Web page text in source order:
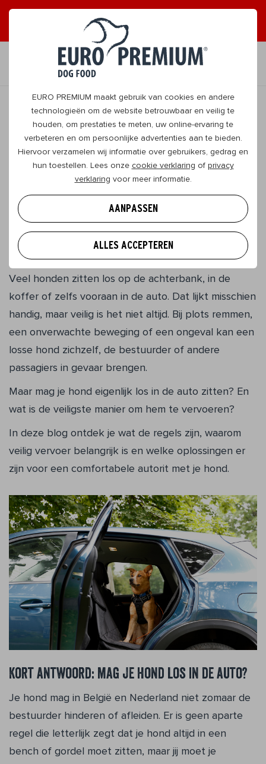
EURO PREMIUM maakt gebruik van cookies en andere
technologieën om de website betrouwbaar en veilig te
houden, om prestaties te meten, uw online-ervaring te
verbeteren en om persoonlijke advertenties aan te bieden.
Hiervoor verzamelen wij informatie over gebruikers, gedrag en
hun toestellen. Lees onze cookie verklaring of privacy
verklaring voor meer informatie.
AANPASSEN
ALLES ACCEPTEREN
ONTVANG GRAAG TIPS
NL
TERUG
Mag je hond los in de auto zitten?
Regels en tips
Ga je binnenkort met je hond op pad of vertrek je
met de auto op vakantie? Dan is het goed om
vooraf stil te staan bij hoe je hond meereist.
Veel honden zitten los op de achterbank, in de
koffer of zelfs vooraan in de auto. Dat lijkt misschien
handig, maar veilig is het niet altijd. Bij plots remmen,
een onverwachte beweging of een ongeval kan een
losse hond zichzelf, de bestuurder of andere
passagiers in gevaar brengen.
Maar mag je hond eigenlijk los in de auto zitten? En
wat is de veiligste manier om hem te vervoeren?
In deze blog ontdek je wat de regels zijn, waarom
veilig vervoer belangrijk is en welke oplossingen er
zijn voor een comfortabele autorit met je hond.
Kort antwoord: mag je hond los in de auto?
Je hond mag in België en Nederland niet zomaar de
bestuurder hinderen of afleiden. Er is geen aparte
regel die letterlijk zegt dat je hond altijd in een
bench of gordel moet zitten, maar jij moet je